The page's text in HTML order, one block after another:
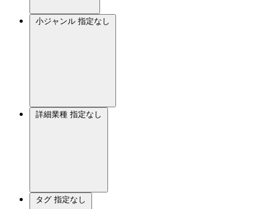
小ジャンル 指定なし
詳細業種 指定なし
タグ 指定なし